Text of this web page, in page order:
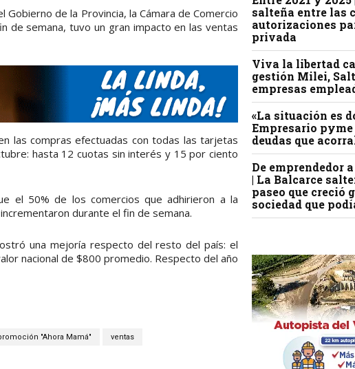
de la Provincia, la Cámara de Comercio
de semana, tuvo un gran impacto en las ventas
las compras efectuadas con todas las tarjetas
hasta 12 cuotas sin interés y 15 por ciento
el 50% de los comercios que adhirieron a la
durante el fin de semana.
una mejoría respecto del resto del país: el
nacional de $800 promedio. Respecto del año
"Ahora Mamá" ventas
salteña entre las
autorizaciones
privada
Viva la libertad
gestión Milei,
empresas
«La situación es
Empresario
deudas que
De emprendedor
| La Balcarce
paseo que creció
sociedad que